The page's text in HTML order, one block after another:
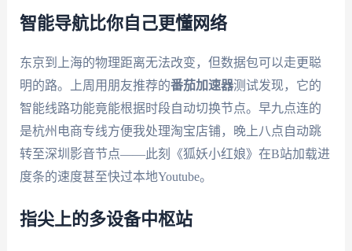
智能导航比你自己更懂网络
东京到上海的物理距离无法改变，但数据包可以走更聪
明的路。上周用朋友推荐的番茄加速器测试发现，它的
智能线路功能竟能根据时段自动切换节点。早九点连的
是杭州电商专线方便我处理淘宝店铺，晚上八点自动跳
转至深圳影音节点——此刻《狐妖小红娘》在B站加载进
度条的速度甚至快过本地Youtube。
指尖上的多设备中枢站